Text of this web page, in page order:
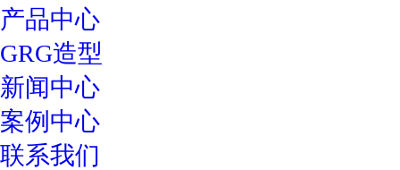
产品中心
GRG造型
新闻中心
案例中心
联系我们